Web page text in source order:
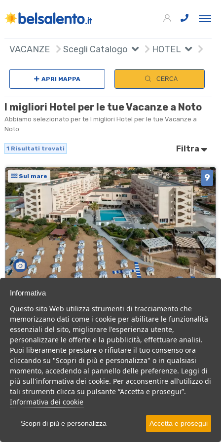
VACANZE Scegli Catalogo HOTEL
APRI MAPPA CERCA
I migliori Hotel per le tue Vacanze a Noto
Abbiamo selezionato per te I migliori Hotel per le tue Vacanze a
Noto
1 Risultati trovati Filtra
Sul mare 9
Nicolaus Club Eloro
Hotel 4 stelle sul mare, con animazione e impianti sportivi.
Villaggio Hotel
VEDI SU MAPPA
INFO STRUTTURA
APRI STRUTTURA
+
Informativa
Questo sito Web utilizza strumenti di tracciamento che
memorizzano dati come i cookie per abilitare le funzionalità
essenziali del sito, migliorare l'esperienza utente,
personalizzare le offerte e la pubblicità, effettuare analisi.
Puoi liberamente prestare o rifiutare il tuo consenso ora
cliccando su "Scopri di più e personalizza" o in qualsiasi
momento, accedendo al pannello delle preferenze. Leggi di
più sull'informativa dei cookie. Per acconsentire all’utilizzo di
tali strumenti clicca su pulsante “Accetta e prosegui”.
Informativa dei cookie
Scopri di più e personalizza Accetta e prosegui